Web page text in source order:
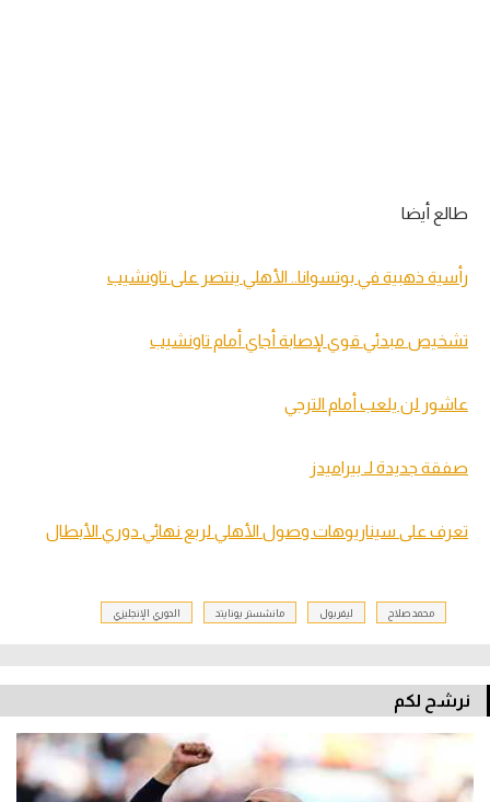
طالع أيضا
رأسية ذهبية في بوتسوانا.. الأهلي ينتصر على تاونشيب
تشخيص مبدئي قوي لإصابة أجاي أمام تاونشيب
عاشور لن يلعب أمام الترجي
صفقة جديدة لـ بيراميدز
تعرف على سيناريوهات وصول الأهلي لربع نهائي دوري الأبطال
محمد صلاح ليفربول مانشستر يونايتد الدوري الإنجليزي
نرشح لكم